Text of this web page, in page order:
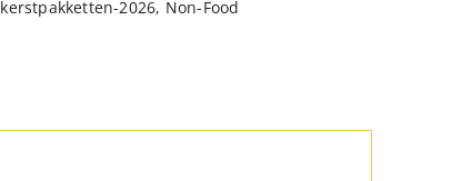
kerstpakketten-2026, Non-Food